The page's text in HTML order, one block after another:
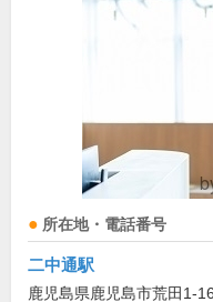
所在地・電話番号
二中通駅
鹿児島県鹿児島市荒田1-